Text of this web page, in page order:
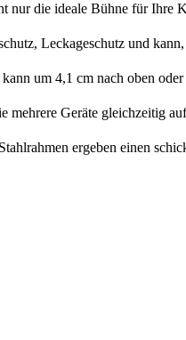
ideale Bühne für Ihre
Leckageschutz und
um 4,1 cm nach oben oder
Geräte gleichzeitig
ergeben einen